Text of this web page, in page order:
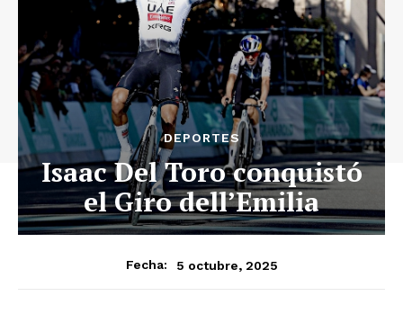
DEPORTES
Isaac Del Toro conquistó
el Giro dell’Emilia
Fecha: 5 octubre, 2025